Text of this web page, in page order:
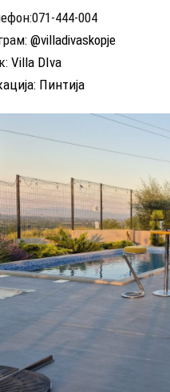
444-004
@villadivaskopje
Villa DIva
Пинтија